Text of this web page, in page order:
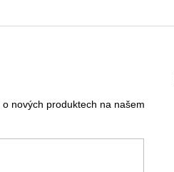
nových produktech na našem